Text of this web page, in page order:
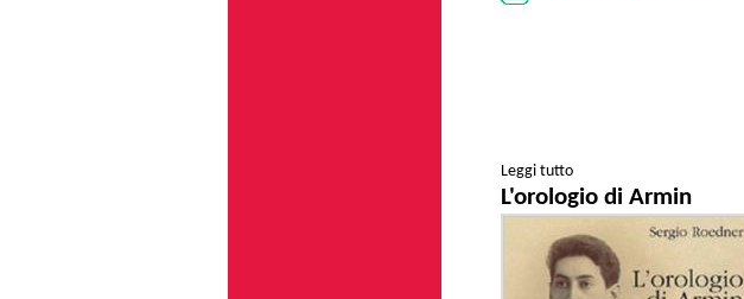
Leggi tutto
L'orologio di Armin